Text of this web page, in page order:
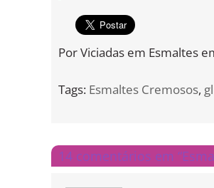
PorViciadas em Esmaltes
Tags: Esmaltes Cremosos,
14 comentários em